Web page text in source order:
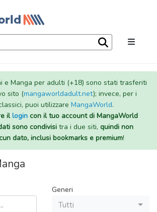
e Manga per adulti (+18) sono stati trasferiti
sito (mangaworldadult.net); invece, per i
puoi utilizzare MangaWorld.
illogincon il tuo account di MangaWorld
sono condivisi tra i due siti, quindi non
dato, inclusi bookmarks e premium!
Generi
Tutti